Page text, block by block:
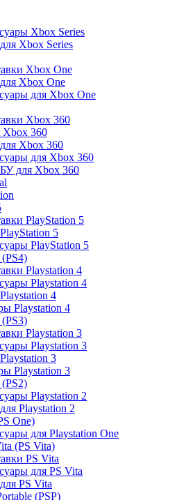
Xbox Series
Xbox Series
Xbox One
Xbox One
для Xbox One
Xbox 360
Xbox 360
Xbox 360
для Xbox 360
для Xbox 360
PlayStation 5
5
PlayStation 5
Playstation 4
Playstation 4
4
Playstation 4
Playstation 3
Playstation 3
3
Playstation 3
Playstation 2
Playstation 2
One)
для Playstation One
(PS Vita)
PS Vita
для PS Vita
PS Vita
(PSP)